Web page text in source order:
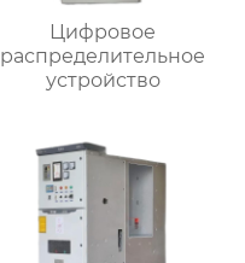
Цифровое
распределительное
устройство